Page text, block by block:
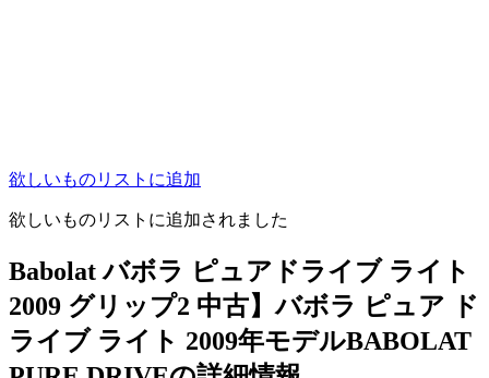
欲しいものリストに追加
欲しいものリストに追加されました
Babolat バボラ ピュアドライブ ライト
2009 グリップ2 中古】バボラ ピュア ド
ライブ ライト 2009年モデルBABOLAT